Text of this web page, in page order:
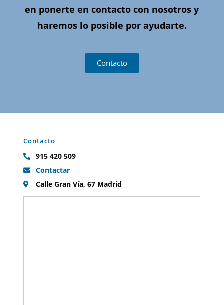
en ponerte en contacto con nosotros y
haremos lo posible por ayudarte.
Contacto
Contacto
915 420 509
Contactar
Calle Gran Vía, 67 Madrid